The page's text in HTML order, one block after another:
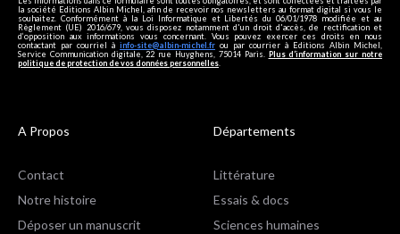
la société Editions Albin Michel, afin de recevoir nos newsletters au format digital si vous le
souhaitez. Conformément à la Loi Informatique et Libertés du 06/01/1978 modifiée et au
Règlement (UE) 2016/679, vous disposez notamment d'un droit d'accès, de rectification et
d’opposition aux informations vous concernant. Vous pouvez exercer ces droits en nous
contactant par courriel à info-site@albin-michel.fr ou par courrier à Editions Albin Michel,
Service Communication digitale, 22 rue Huyghens, 75014 Paris. Plus d’information sur notre
politique de protection de vos données personnelles
A Propos
Contact
Notre histoire
Déposer un manuscrit
Départements
Littérature
Essais & docs
Sciences humaines